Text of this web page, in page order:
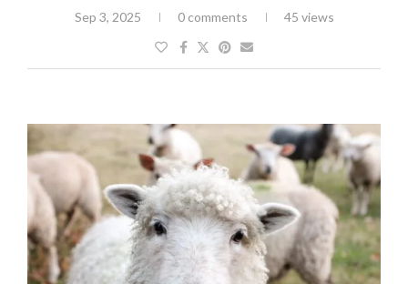
Sep 3, 2025 0 comments 45 views